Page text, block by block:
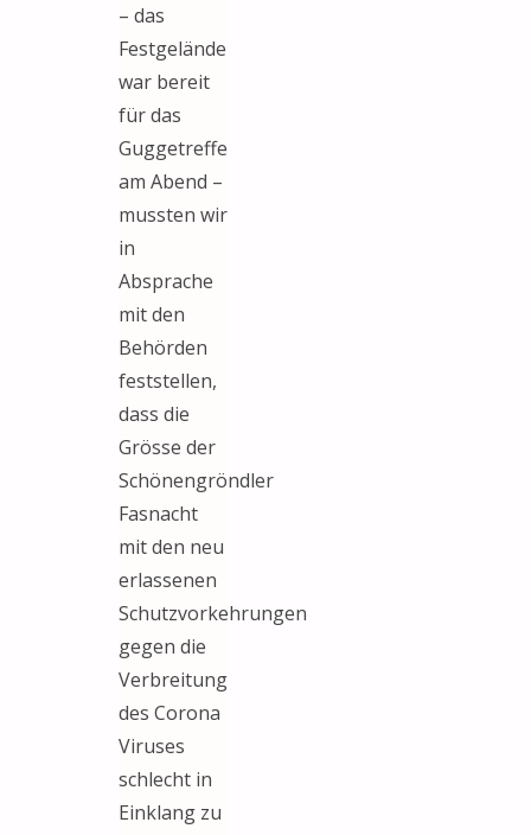
– das
Festgelände
war bereit
für das
Guggetreffe
am Abend –
mussten wir
in
Absprache
mit den
Behörden
feststellen,
dass die
Grösse der
Schönengröndler
Fasnacht
mit den neu
erlassenen
Schutzvorkehrungen
gegen die
Verbreitung
des Corona
Viruses
schlecht in
Einklang zu